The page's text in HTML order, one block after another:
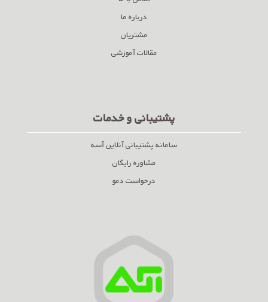
درباره ما
مشتریان
مقالات آموزشی
پشتیبانی و خدمات
سامانه پشتیبانی آنلاین آسه
مشاوره رایگان
درخواست دمو